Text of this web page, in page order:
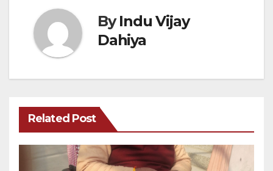
ByIndu Vijay
Dahiya
Related Post